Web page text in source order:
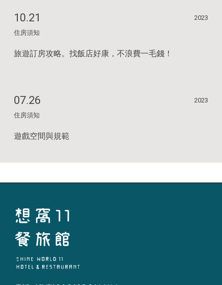
10.21
2023
住房須知
旅遊訂房攻略。找飯店好康，不浪費一毛錢！
07.26
2023
住房須知
遊戲空間與規範